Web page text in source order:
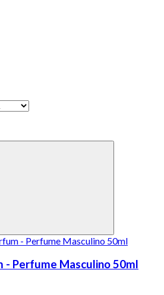
- Perfume Masculino 50ml